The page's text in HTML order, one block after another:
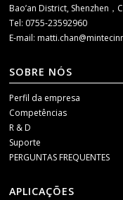
Bao’an District, Shenzhen，
Tel: 0755-23592960
E-mail:
SOBRE NÓS
Perfil da empresa
Competências
R & D
Suporte
PERGUNTAS FREQUENTES
APLICAÇÕES